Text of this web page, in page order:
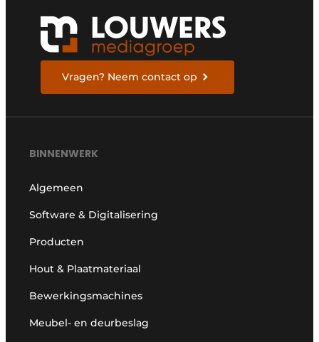
Vragen? Neem contact op
BINNENWERK
Algemeen
Software & Digitalisering
Producten
Hout & Plaatmateriaal
Bewerkingsmachines
Meubel- en deurbeslag